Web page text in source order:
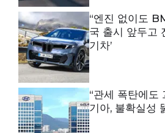
“엔진 없이도
국 출시 앞두고
기차’
“관세 폭탄에도
기아, 불확실성